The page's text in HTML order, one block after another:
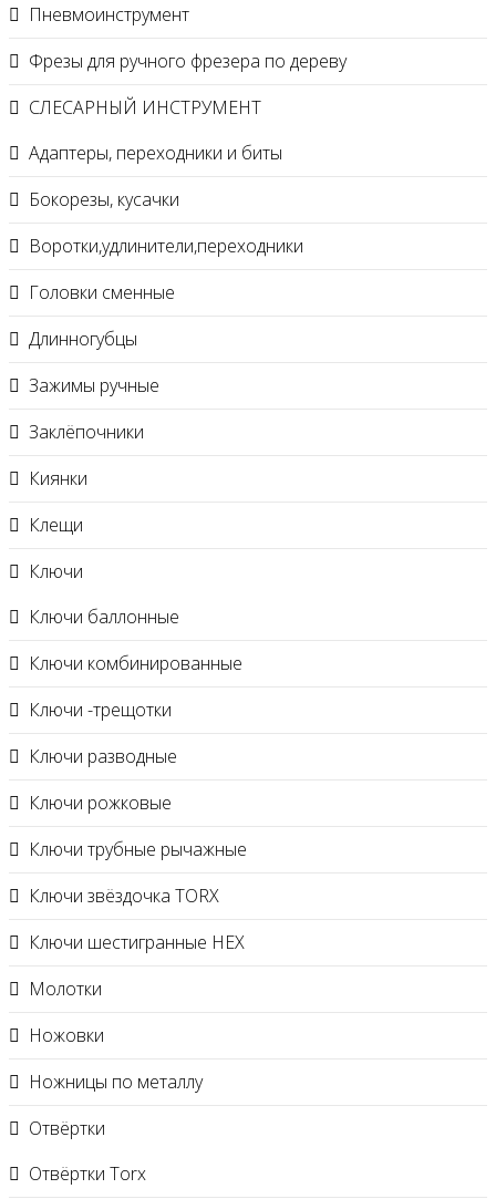
Пневмоинструмент
Фрезы для ручного фрезера по дереву
СЛЕСАРНЫЙ ИНСТРУМЕНТ
Адаптеры, переходники и биты
Бокорезы, кусачки
Воротки,удлинители,переходники
Головки сменные
Длинногубцы
Зажимы ручные
Заклёпочники
Киянки
Клещи
Ключи
Ключи баллонные
Ключи комбинированные
Ключи -трещотки
Ключи разводные
Ключи рожковые
Ключи трубные рычажные
Ключи звёздочка TORX
Ключи шестигранные HEX
Молотки
Ножовки
Ножницы по металлу
Отвёртки
Отвёртки Torx